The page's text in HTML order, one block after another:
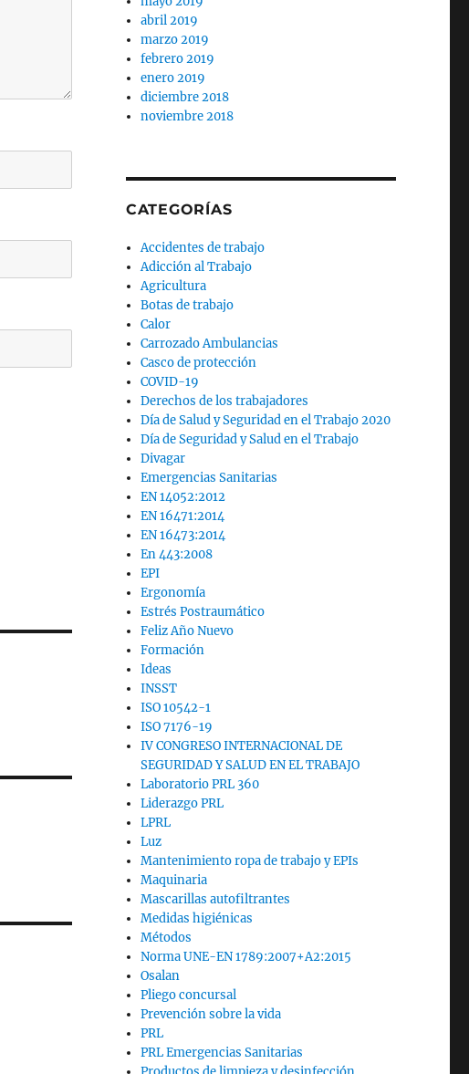
abril 2019
marzo 2019
febrero 2019
enero 2019
diciembre 2018
noviembre 2018
CATEGORÍAS
Accidentes de trabajo
Adicción al Trabajo
Agricultura
Botas de trabajo
Calor
Carrozado Ambulancias
Casco de protección
COVID-19
Derechos de los trabajadores
Día de Salud y Seguridad en el Trabajo 2020
Día de Seguridad y Salud en el Trabajo
Divagar
Emergencias Sanitarias
EN 14052:2012
EN 16471:2014
EN 16473:2014
En 443:2008
EPI
Ergonomía
Estrés Postraumático
Feliz Año Nuevo
Formación
Ideas
INSST
ISO 10542-1
ISO 7176-19
IV CONGRESO INTERNACIONAL DE
SEGURIDAD Y SALUD EN EL TRABAJO
Laboratorio PRL 360
Liderazgo PRL
LPRL
Luz
Mantenimiento ropa de trabajo y EPIs
Maquinaria
Mascarillas autofiltrantes
Medidas higiénicas
Métodos
Norma UNE-EN 1789:2007+A2:2015
Osalan
Pliego concursal
Prevención sobre la vida
PRL
PRL Emergencias Sanitarias